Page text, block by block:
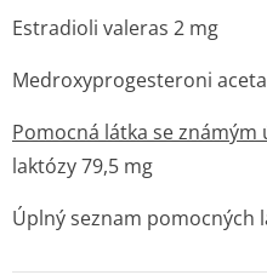
Estradioli valeras 2 mg
Medroxyprogesteroni
Pomocná látka se známým
laktózy 79,5 mg
Úplný seznam pomocných